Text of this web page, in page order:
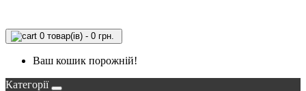
0 товар(ів) - 0 грн.
Ваш кошик порожній!
Категорії